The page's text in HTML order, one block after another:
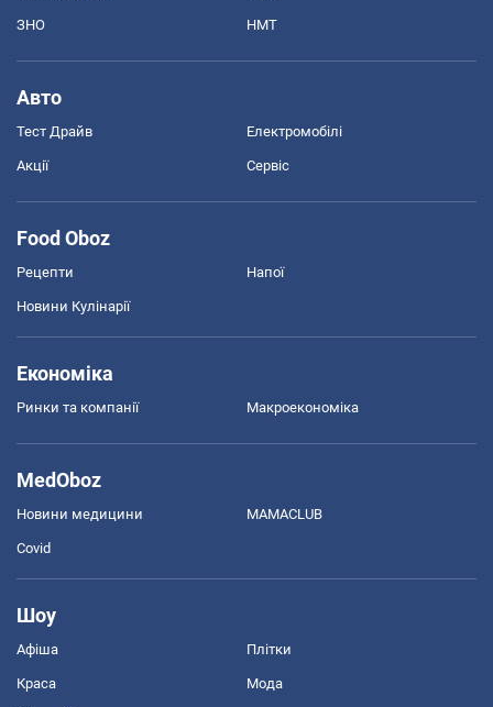
ЗНО НМТ
Авто
Тест Драйв Електромобілі
Акції Сервіс
Food Oboz
Рецепти Напої
Новини Кулінарії
Економіка
Ринки та компанії Макроекономіка
MedOboz
Новини медицини MAMACLUB
Covid
Шоу
Афіша Плітки
Краса Мода